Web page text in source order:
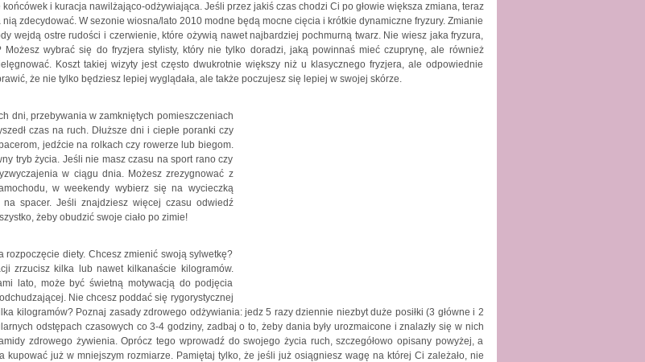
i kuracja nawilżająco-odżywiająca. Jeśli przez jakiś czas chodzi Ci po głowie większa zmiana, teraz
zdecydować. W sezonie wiosna/lato 2010 modne będą mocne cięcia i krótkie dynamiczne fryzury. Zmianie
wejdą ostre rudości i czerwienie, które ożywią nawet najbardziej pochmurną twarz. Nie wiesz jaka fryzura,
Możesz wybrać się do fryzjera stylisty, który nie tylko doradzi, jaką powinnaś mieć czuprynę, ale również
Koszt takiej wizyty jest często dwukrotnie większy niż u klasycznego fryzjera, ale odpowiednie
że nie tylko będziesz lepiej wyglądała, ale także poczujesz się lepiej w swojej skórze.
dni, przebywania w zamkniętych pomieszczeniach
czas na ruch. Dłuższe dni i ciepłe poranki czy
jedźcie na rolkach czy rowerze lub biegom.
tryb życia. Jeśli nie masz czasu na sport rano czy
w ciągu dnia. Możesz zrezygnować z
w weekendy wybierz się na wycieczką
spacer. Jeśli znajdziesz więcej czasu odwiedź
żeby obudzić swoje ciało po zimie!
rozpoczęcie diety. Chcesz zmienić swoją sylwetkę?
zrzucisz kilka lub nawet kilkanaście kilogramów.
lato, może być świetną motywacją do podjęcia
Nie chcesz poddać się rygorystycznej
kilogramów? Poznaj zasady zdrowego odżywiania: jedz 5 razy dziennie niezbyt duże posiłki (3 główne i 2
odstępach czasowych co 3-4 godziny, zadbaj o to, żeby dania były urozmaicone i znalazły się w nich
zdrowego żywienia. Oprócz tego wprowadź do swojego życia ruch, szczegółowo opisany powyżej, a
kupować już w mniejszym rozmiarze. Pamiętaj tylko, że jeśli już osiągniesz wagę na której Ci zależało, nie